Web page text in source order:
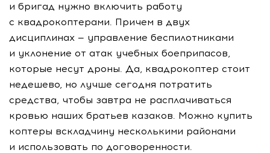
и бригад нужно включить работу
с квадрокоптерами. Причем в двух
дисциплинах — управление беспилотниками
и уклонение от атак учебных боеприпасов,
которые несут дроны. Да, квадрокоптер стоит
недешево, но лучше сегодня потратить
средства, чтобы завтра не расплачиваться
кровью наших братьев казаков. Можно купить
коптеры вскладчину несколькими районами
и использовать по договоренности.